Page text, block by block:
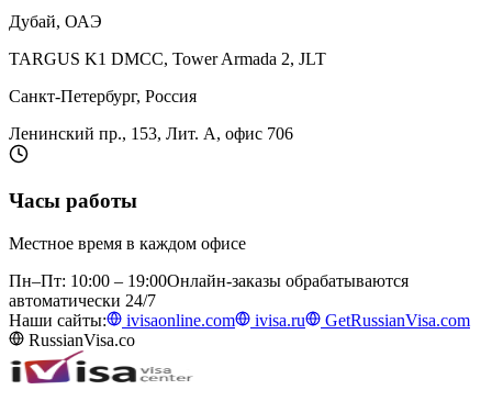
Дубай, ОАЭ
TARGUS K1 DMCC, Tower Armada 2, JLT
Санкт-Петербург, Россия
Ленинский пр., 153, Лит. А, офис 706
Часы работы
Местное время в каждом офисе
Пн–Пт: 10:00 – 19:00Онлайн-заказы обрабатываются
автоматически 24/7
Наши сайты:
ivisaonline.com ivisa.ru
GetRussianVisa.com
RussianVisa.co